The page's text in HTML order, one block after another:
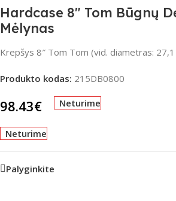
Hardcase 8″ Tom Būgnų
Mėlynas
Krepšys 8″ Tom Tom (vid. diametras:
Produkto kodas: 215DB0800
98.43€ Neturime
Neturime
Palyginkite